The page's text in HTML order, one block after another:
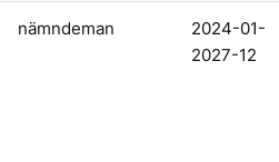
nämndeman
2024-01-
2027-12